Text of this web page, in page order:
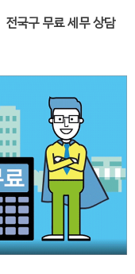
전국구 무료 세무 상담